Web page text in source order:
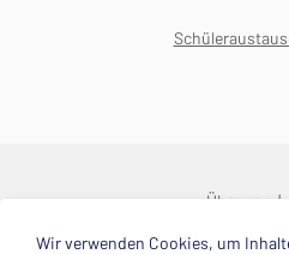
Über uns
© 2025 Deutsche Stiftung
Wir verwenden Cookies, um